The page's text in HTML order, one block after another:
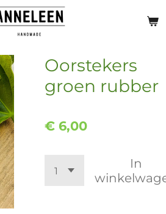
Oorstekers
groen rubber
€ 6,00
In